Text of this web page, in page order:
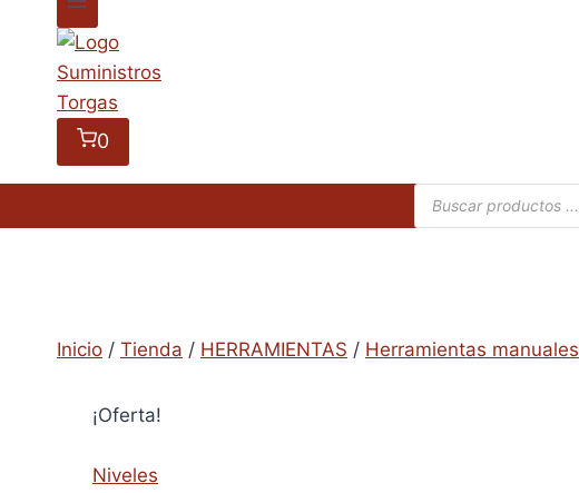
0
Búsqueda
de
productos
Inicio / Tienda / HERRAMIENTAS / Herramientas manuales
¡Oferta!
Niveles